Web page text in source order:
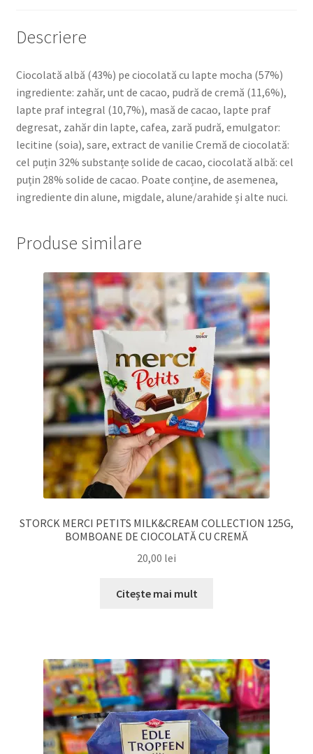
GUST
CAFEA
Descriere
Ciocolată albă (43%) pe ciocolată cu lapte mocha (57%)
ingrediente: zahăr, unt de cacao, pudră de cremă (11,6%),
lapte praf integral (10,7%), masă de cacao, lapte praf
degresat, zahăr din lapte, cafea, zară pudră, emulgator:
lecitine (soia), sare, extract de vanilie Cremă de ciocolată:
cel puțin 32% substanțe solide de cacao, ciocolată albă: cel
puțin 28% solide de cacao. Poate conține, de asemenea,
ingrediente din alune, migdale, alune/arahide și alte nuci.
Produse similare
STORCK MERCI PETITS MILK&CREAM COLLECTION 125G,
BOMBOANE DE CIOCOLATĂ CU CREMĂ
20,00 lei
Citește mai mult